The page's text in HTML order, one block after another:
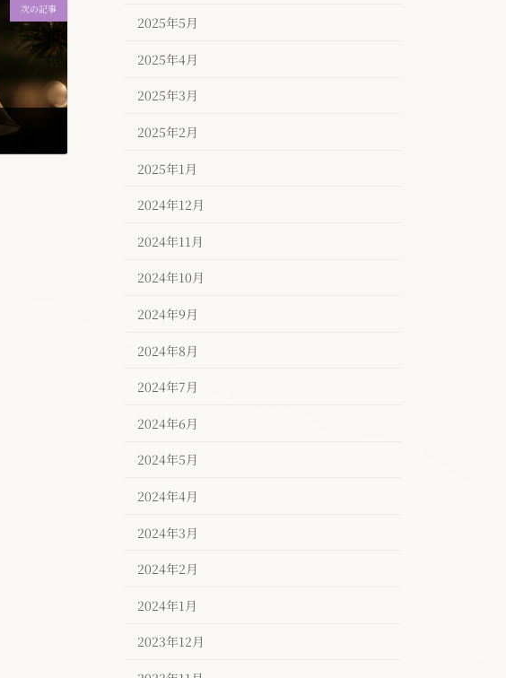
次の記事
2025年5月
2025年4月
2025年3月
2025年2月
2025年1月
2024年12月
2024年11月
2024年10月
2024年9月
2024年8月
2024年7月
2024年6月
2024年5月
2024年4月
2024年3月
2024年2月
2024年1月
2023年12月